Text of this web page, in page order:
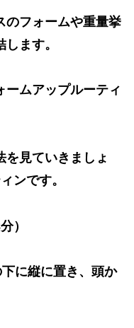
のフォームや重量挙
ます。
ームアップルーティ
を見ていきましょ
ンです。
分）
に縦に置き、頭か